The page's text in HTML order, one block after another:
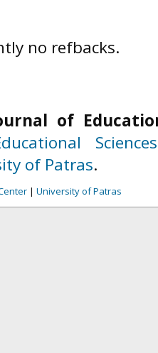
no refbacks.
of
of Patras.
| University of Patras